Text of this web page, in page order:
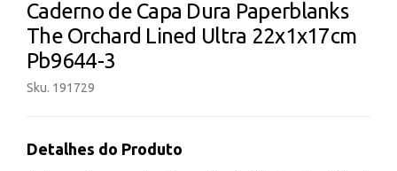
Caderno de Capa Dura Paperblanks
The Orchard Lined Ultra 22x1x17cm
Pb9644-3
Sku. 191729
Detalhes do Produto